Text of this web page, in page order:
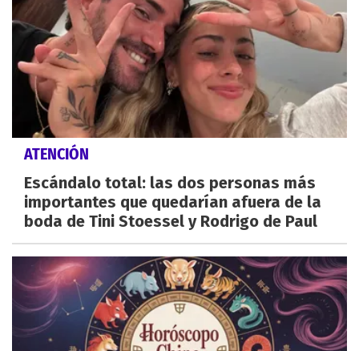
ATENCIÓN
Escándalo total: las dos personas más
importantes que quedarían afuera de la
boda de Tini Stoessel y Rodrigo de Paul